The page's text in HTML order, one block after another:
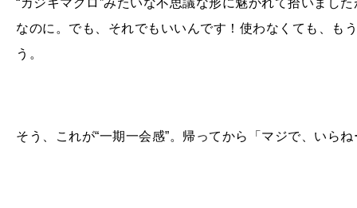
“カジキマグロ”みたいな不思議な形に魅かれて拾いまし
なのに。でも、それでもいいんです！使わなくても、も
う。
そう、これが“一期一会感”。帰ってから「マジで、いら